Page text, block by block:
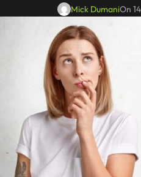
Mick DumaniOn